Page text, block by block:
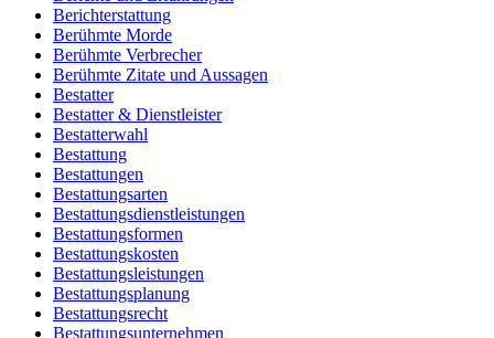
Berichterstattung
Berühmte Morde
Berühmte Verbrecher
Berühmte Zitate und Aussagen
Bestatter
Bestatter & Dienstleister
Bestatterwahl
Bestattung
Bestattungen
Bestattungsarten
Bestattungsdienstleistungen
Bestattungsformen
Bestattungskosten
Bestattungsleistungen
Bestattungsplanung
Bestattungsrecht
Bestattungsunternehmen